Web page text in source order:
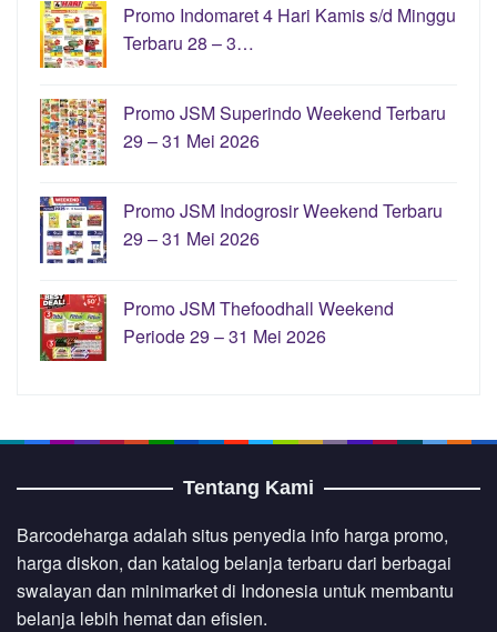
Promo Indomaret 4 Hari Kamis s/d Minggu
Terbaru 28 – 3…
Promo JSM Superindo Weekend Terbaru
29 – 31 Mei 2026
Promo JSM Indogrosir Weekend Terbaru
29 – 31 Mei 2026
Promo JSM Thefoodhall Weekend
Periode 29 – 31 Mei 2026
Tentang Kami
Barcodeharga adalah situs penyedia info harga promo,
harga diskon, dan katalog belanja terbaru dari berbagai
swalayan dan minimarket di Indonesia untuk membantu
belanja lebih hemat dan efisien.